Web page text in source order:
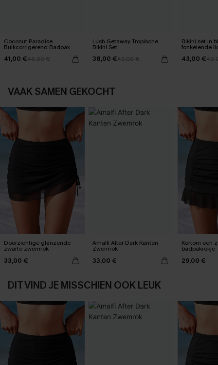
Coconut Paradise
Buikcorrigerend Badpak
41,00 €46,00 €
Lush Getaway Tropische
Bikini Set
38,00 €43,00 €
Bikini set in
fonkelende
43,00 €
VAAK SAMEN GEKOCHT
Doorzichtige glanzende
zwarte zwemrok
33,00 €
Amalfi After Dark Kanten
Zwemrok
33,00 €
Kortom een
badpakrokje
29,00 €
DIT VIND JE MISSCHIEN OOK LEUK